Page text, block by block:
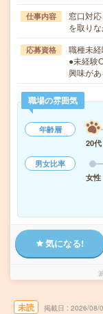
仕事内容
窓口対
を取り
応募資格
職種未
●未経験
興味が
職場の雰囲気
年齢層
20代
男女比率
女性
気になる!
未読 掲載日 2026/08/